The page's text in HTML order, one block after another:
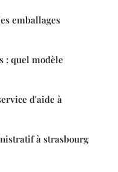
emballages
: quel modèle
d'aide à
à strasbourg